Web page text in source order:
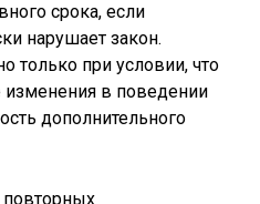
срока, если
нарушает закон.
только при условии, что
в поведении
дополнительного